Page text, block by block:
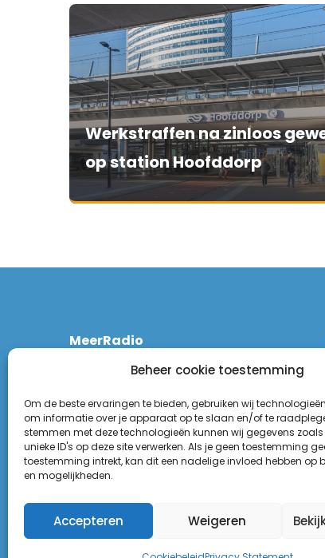
Beheer cookie toestemming
Om de beste ervaringen te bieden, gebruiken wij
om informatie over je apparaat op te slaan en/of te
stemmen met deze technologieën kunnen wij gegevens
unieke ID's op deze site verwerken. Als je geen toestemming
toestemming intrekt, kan dit een nadelige invloed hebben op
en mogelijkheden.
Accepteren Weigeren
Werkstraffen na zinloos
op station Hoofddorp
MeerRadio
2131 CT Hoofddorp
(023) 55 55 900
Disclaimer
Privacy Statement